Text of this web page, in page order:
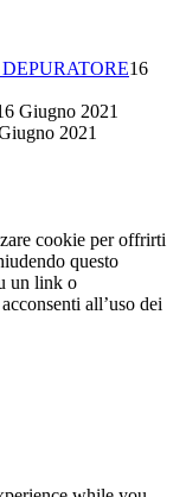
16
Giugno 2021
2021
cookie per offrirti
questo
un link o
all’uso dei